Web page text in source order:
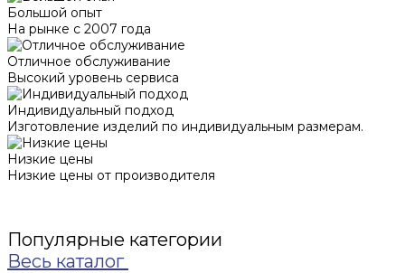
Большой опыт
На рынке с 2007 года
Отличное обслуживание
Высокий уровень сервиса
Индивидуальный подход
Изготовление изделий по индивидуальным размерам.
Низкие цены
Низкие цены от производителя
Популярные категории
Весь каталог